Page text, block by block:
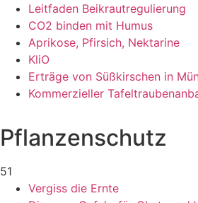
Leitfaden Beikrautregulierung
CO2 binden mit Humus
Aprikose, Pfirsich, Nektarine
KliO
Erträge von Süßkirschen in
Kommerzieller
Pflanzenschutz
51
Vergiss die Ernte